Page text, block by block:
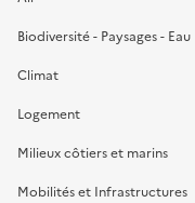
Biodiversité - Paysages - Eau
Climat
Logement
Milieux côtiers et marins
Mobilités et Infrastructures